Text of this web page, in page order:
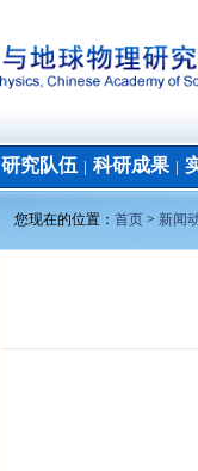
研究队伍 科研成果│
您现在的位置： 首页 > 新闻